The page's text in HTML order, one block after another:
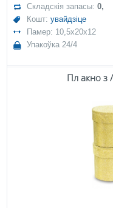
Складскія запасы:0,
Кошт:увайдзіце
Памер: 10,5x20x12
Упакоўка 24/4
Пл акно з